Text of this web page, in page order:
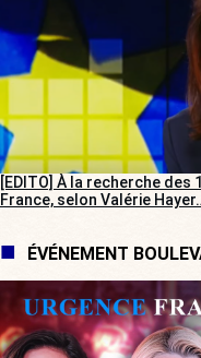
[EDITO] À la recherche des
France, selon Valérie
ÉVÉNEMENT